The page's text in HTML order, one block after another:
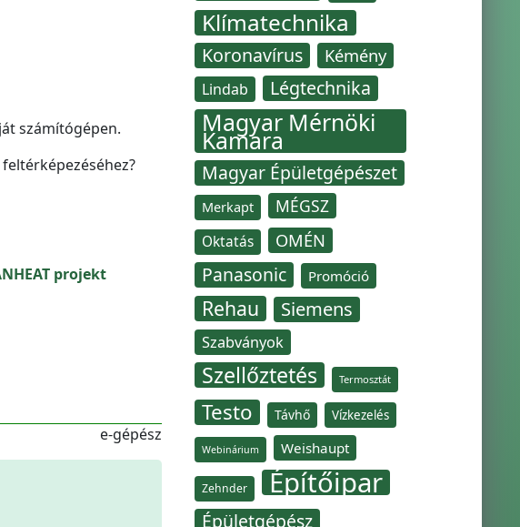
számítógépen.
projekt
e-gépész
Klímatechnika
Koronavírus Kémény
Lindab Légtechnika
Magyar Mérnöki
Kamara
Magyar Épületgépészet
Merkapt MÉGSZ
Oktatás OMÉN
Panasonic Promóció
Rehau Siemens
Szabványok
Szellőztetés Termosztát
Testo Távhő Vízkezelés
Webinárium Weishaupt
Zehnder Építőipar
Épületgépész